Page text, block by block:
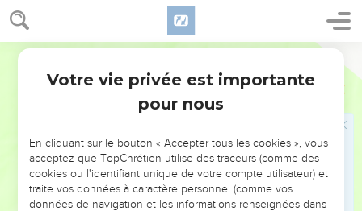
5
32 Mais ceux qui se portent mal. Je suis venu appeler à la
repentance, non les justes, mais les pécheurs.
Jésus et le jeûne
Ils lui dirent aussi : Pourquoi les disciples de Jean jeûnent-
pharisiens ; au lieu que les tiens mangent et boivent ?
Il leur dit : Pouvez-vous faire jeûner les amis de l'époux,
pendant que l'époux est avec eux ?
Votre vie privée est importante
pour nous
En cliquant sur le bouton « Accepter tous les cookies », vous
acceptez que TopChrétien utilise des traceurs (comme des
cookies ou l'identifiant unique de votre compte utilisateur) et
traite vos données à caractère personnel (comme vos
données de navigation et les informations renseignées dans